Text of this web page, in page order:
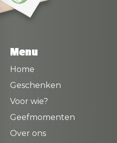
Menu
Home
Geschenken
Voor wie?
Geefmomenten
Over ons